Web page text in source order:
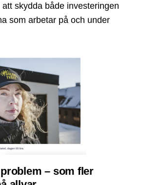
skydda både investeringen
som arbetar på och under
– som fler